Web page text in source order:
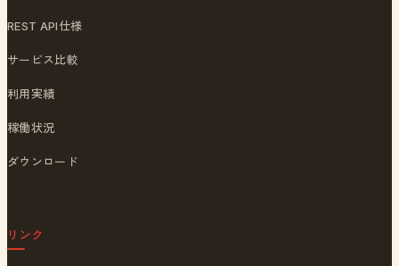
REST API仕様
サービス比較
利用実績
稼働状況
ダウンロード
リンク